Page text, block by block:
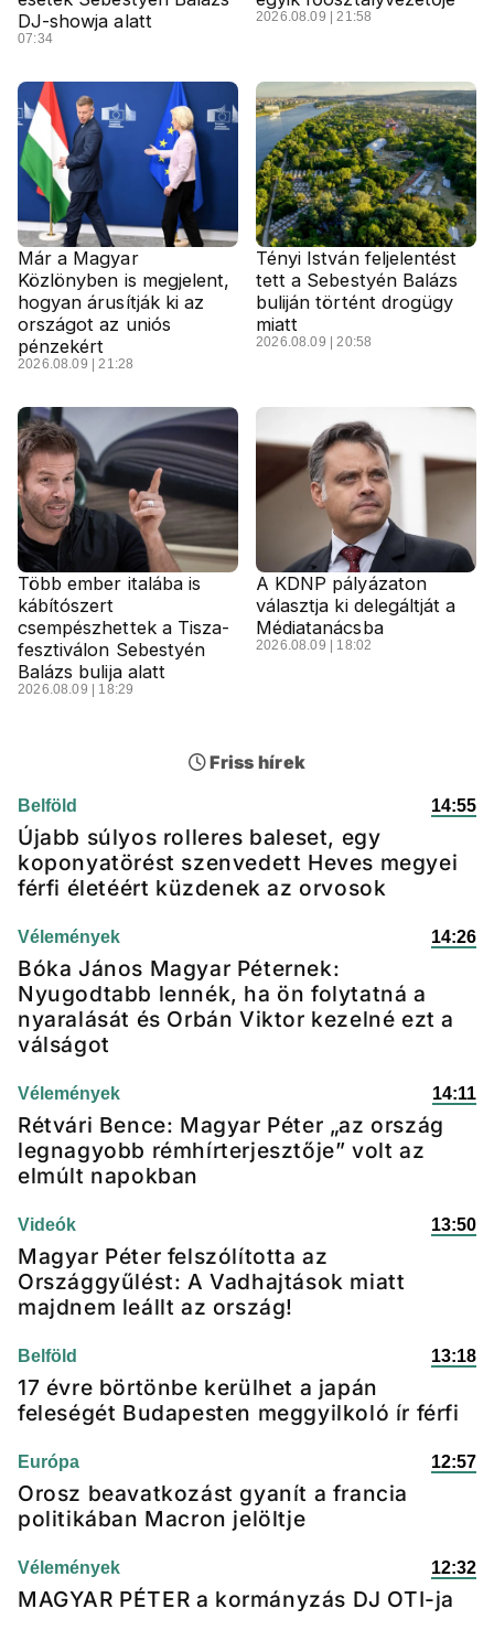
DJ-showja alatt
07:34
2026.08.09 | 21:58
Már a Magyar
Közlönyben is megjelent,
hogyan árusítják ki az
országot az uniós
pénzekért
2026.08.09 | 21:28
Tényi István feljelentést
tett a Sebestyén Balázs
buliján történt drogügy
miatt
2026.08.09 | 20:58
Több ember italába is
kábítószert
csempészhettek a Tisza-
fesztiválon Sebestyén
Balázs bulija alatt
2026.08.09 | 18:29
A KDNP pályázaton
választja ki delegáltját a
Médiatanácsba
2026.08.09 | 18:02
Friss hírek
Belföld 14:55
Újabb súlyos rolleres baleset, egy
koponyatörést szenvedett Heves megyei
férfi életéért küzdenek az orvosok
Vélemények 14:26
Bóka János Magyar Péternek:
Nyugodtabb lennék, ha ön folytatná a
nyaralását és Orbán Viktor kezelné ezt a
válságot
Vélemények 14:11
Rétvári Bence: Magyar Péter „az ország
legnagyobb rémhírterjesztője” volt az
elmúlt napokban
Videók 13:50
Magyar Péter felszólította az
Országgyűlést: A Vadhajtások miatt
majdnem leállt az ország!
Belföld 13:18
17 évre börtönbe kerülhet a japán
feleségét Budapesten meggyilkoló ír férfi
Európa 12:57
Orosz beavatkozást gyanít a francia
politikában Macron jelöltje
Vélemények 12:32
MAGYAR PÉTER a kormányzás DJ OTI-ja